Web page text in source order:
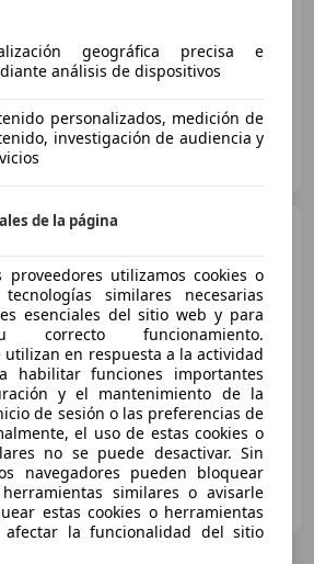
Eléctrico 285 kW (387 CV)
TENERIFE
Audi A6
€ 88.475
Sin comparación
Eléctrico 315 kW (428 CV)
geográfica precisa e
análisis de dispositivos
personalizados, medición de
investigación de audiencia y
de la página
proveedores utilizamos cookies o
similares necesarias
esenciales del sitio web y para
correcto funcionamiento.
utilizan en respuesta a la actividad
habilitar funciones importantes
y el mantenimiento de la
de sesión o las preferencias de
el uso de estas cookies o
no se puede desactivar. Sin
navegadores pueden bloquear
similares o avisarle
estas cookies o herramientas
afectar la funcionalidad del sitio